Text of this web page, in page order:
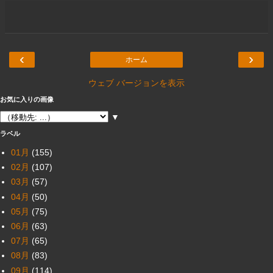
‹ ›
ホーム
ウェブ バージョンを表示
お気に入りの画像
▼
ラベル
01月 (155)
02月 (107)
03月 (57)
04月 (50)
05月 (75)
06月 (63)
07月 (65)
08月 (83)
09月 (114)